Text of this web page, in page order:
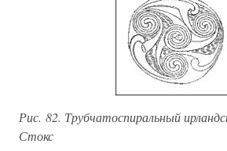
Рис. 82. Трубчатоспиральный
Стокс